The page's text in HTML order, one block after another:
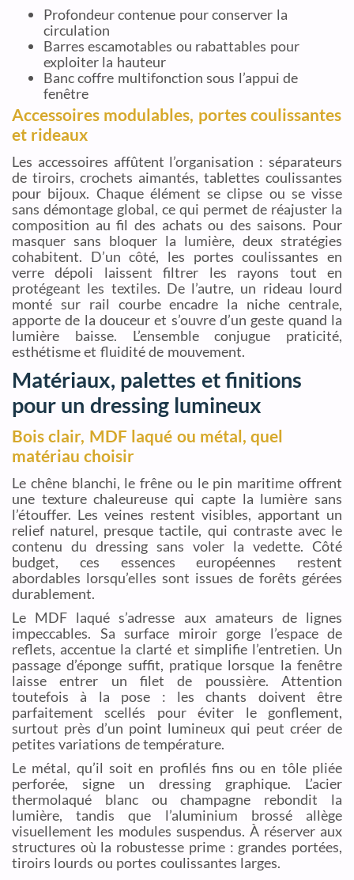
Profondeur contenue pour conserver la
circulation
Barres escamotables ou rabattables pour
exploiter la hauteur
Banc coffre multifonction sous l’appui de
fenêtre
Accessoires modulables, portes coulissantes
et rideaux
Les accessoires affûtent l’organisation : séparateurs
de tiroirs, crochets aimantés, tablettes coulissantes
pour bijoux. Chaque élément se clipse ou se visse
sans démontage global, ce qui permet de réajuster la
composition au fil des achats ou des saisons. Pour
masquer sans bloquer la lumière, deux stratégies
cohabitent. D’un côté, les portes coulissantes en
verre dépoli laissent filtrer les rayons tout en
protégeant les textiles. De l’autre, un rideau lourd
monté sur rail courbe encadre la niche centrale,
apporte de la douceur et s’ouvre d’un geste quand la
lumière baisse. L’ensemble conjugue praticité,
esthétisme et fluidité de mouvement.
Matériaux, palettes et finitions
pour un dressing lumineux
Bois clair, MDF laqué ou métal, quel
matériau choisir
Le chêne blanchi, le frêne ou le pin maritime offrent
une texture chaleureuse qui capte la lumière sans
l’étouffer. Les veines restent visibles, apportant un
relief naturel, presque tactile, qui contraste avec le
contenu du dressing sans voler la vedette. Côté
budget, ces essences européennes restent
abordables lorsqu’elles sont issues de forêts gérées
durablement.
Le MDF laqué s’adresse aux amateurs de lignes
impeccables. Sa surface miroir gorge l’espace de
reflets, accentue la clarté et simplifie l’entretien. Un
passage d’éponge suffit, pratique lorsque la fenêtre
laisse entrer un filet de poussière. Attention
toutefois à la pose : les chants doivent être
parfaitement scellés pour éviter le gonflement,
surtout près d’un point lumineux qui peut créer de
petites variations de température.
Le métal, qu’il soit en profilés fins ou en tôle pliée
perforée, signe un dressing graphique. L’acier
thermolaqué blanc ou champagne rebondit la
lumière, tandis que l’aluminium brossé allège
visuellement les modules suspendus. À réserver aux
structures où la robustesse prime : grandes portées,
tiroirs lourds ou portes coulissantes larges.